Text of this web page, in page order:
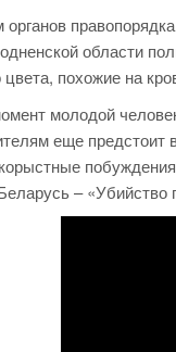
области
цвета, похожие на
молодой
еще предстоит
– «Убийство